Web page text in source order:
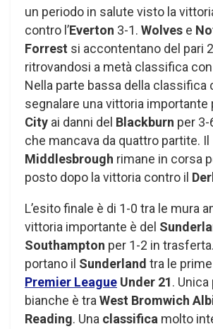
un periodo in salute visto la
contro l’Everton 3-1. Wolves e
Forrest si accontentano del pari
ritrovandosi a metà classifica
Nella parte bassa della classifica
segnalare una vittoria importante
City ai danni del Blackburn per 3-
che mancava da quattro partite. Il
Middlesbrough rimane in corsa
posto dopo la vittoria contro il
L’esito finale è di 1-0 tra le mura
vittoria importante è del
Southampton per 1-2 in
portano il Sunderland tra le
Premier League Under 21.
bianche è tra West Bromwich
Reading. Una classifica molto